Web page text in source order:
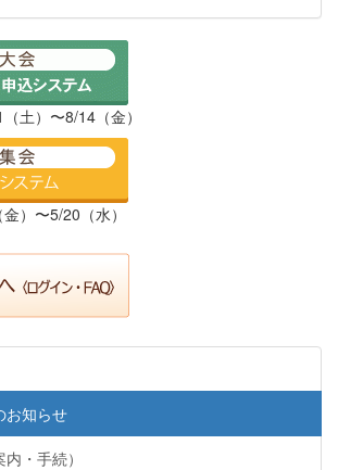
土）〜8/14（金）
）〜5/20（水）
お知らせ
・手続）